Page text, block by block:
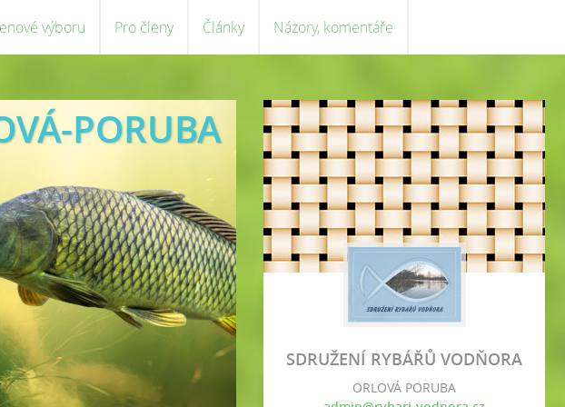
výboru Pro členy Články Názory, komentáře
PORUBA
SDRUŽENÍ RYBÁŘŮ VODŇORA
ORLOVÁ PORUBA